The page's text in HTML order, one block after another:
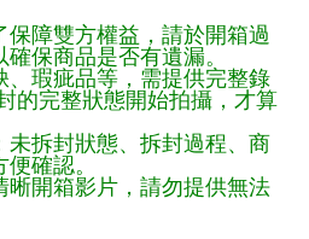
障雙方權益，請於開箱過
保商品是否有遺漏。
、瑕疵品等，需提供完整錄
的完整狀態開始拍攝，才算
未拆封狀態、拆封過程、商
確認。
晰開箱影片，請勿提供無法